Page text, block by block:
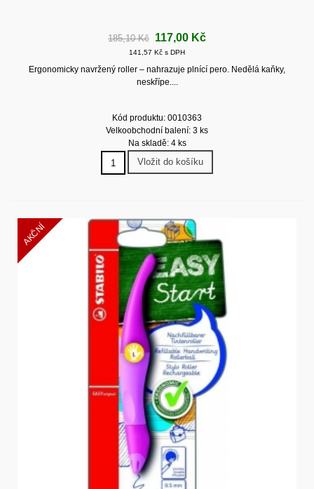
185,10 Kč 117,00 Kč
141,57 Kč s DPH
Ergonomicky navržený roller – nahrazuje plnící pero. Nedělá kaňky,
neskřípe....
Kód produktu: 0010363
Velkoobchodní balení: 3 ks
Na skladě: 4 ks
Vložit do košíku
AKČNÍ